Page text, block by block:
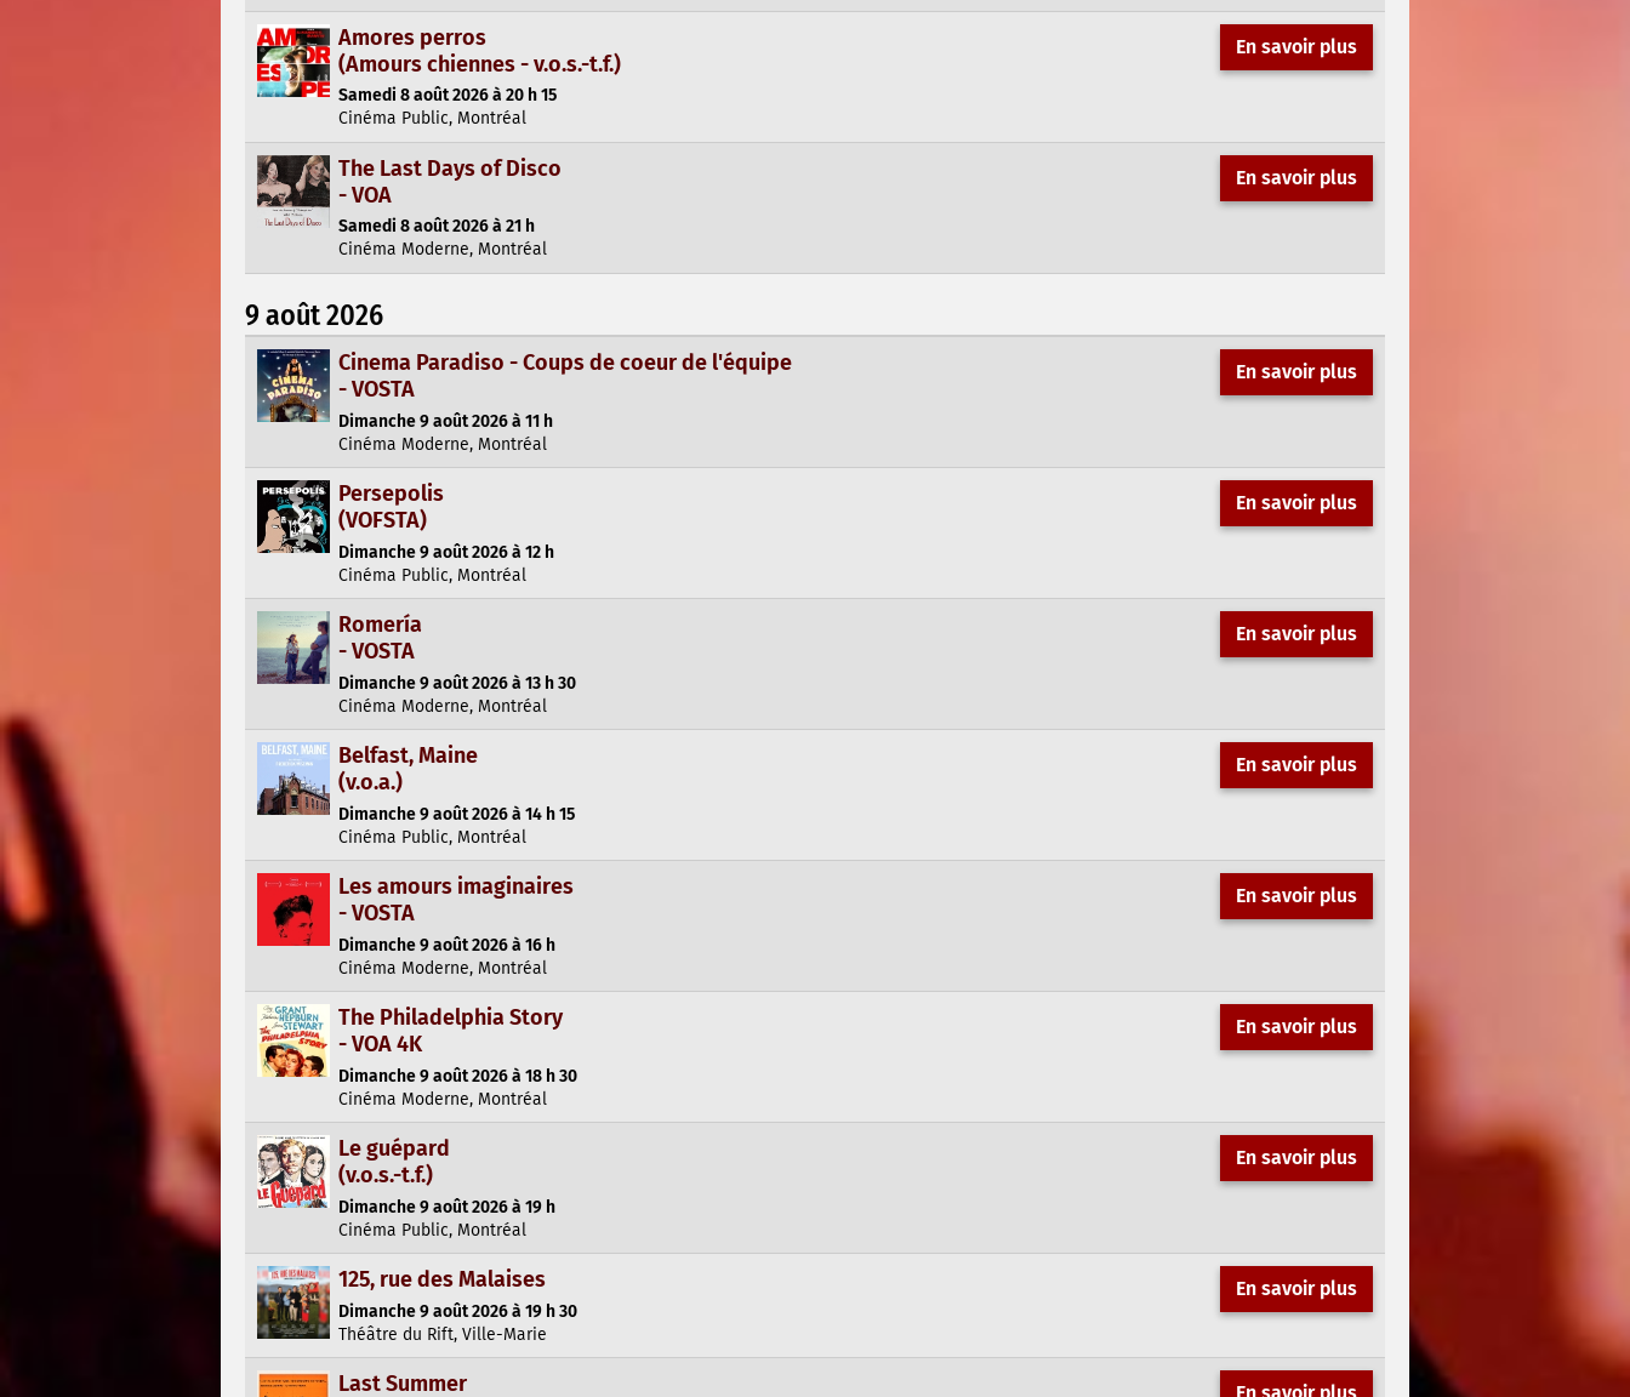
Amores perros
(Amours chiennes - v.o.s.-t.f.)
Samedi 8 août 2026 à 20 h 15
Cinéma Public, Montréal
En savoir plus
The Last Days of Disco
- VOA
Samedi 8 août 2026 à 21 h
Cinéma Moderne, Montréal
En savoir plus
9 août 2026
Cinema Paradiso - Coups de coeur de l'équipe
- VOSTA
Dimanche 9 août 2026 à 11 h
Cinéma Moderne, Montréal
En savoir plus
Persepolis
(VOFSTA)
Dimanche 9 août 2026 à 12 h
Cinéma Public, Montréal
En savoir plus
Romería
- VOSTA
Dimanche 9 août 2026 à 13 h 30
Cinéma Moderne, Montréal
En savoir plus
Belfast, Maine
(v.o.a.)
Dimanche 9 août 2026 à 14 h 15
Cinéma Public, Montréal
En savoir plus
Les amours imaginaires
- VOSTA
Dimanche 9 août 2026 à 16 h
Cinéma Moderne, Montréal
En savoir plus
The Philadelphia Story
- VOA 4K
Dimanche 9 août 2026 à 18 h 30
Cinéma Moderne, Montréal
En savoir plus
Le guépard
(v.o.s.-t.f.)
Dimanche 9 août 2026 à 19 h
Cinéma Public, Montréal
En savoir plus
125, rue des Malaises
Dimanche 9 août 2026 à 19 h 30
Théâtre du Rift, Ville-Marie
En savoir plus
Last Summer